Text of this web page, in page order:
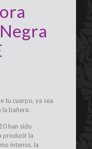
tu cuerpo, ya sea
la bañera.
han sido
producir la
intenso, la